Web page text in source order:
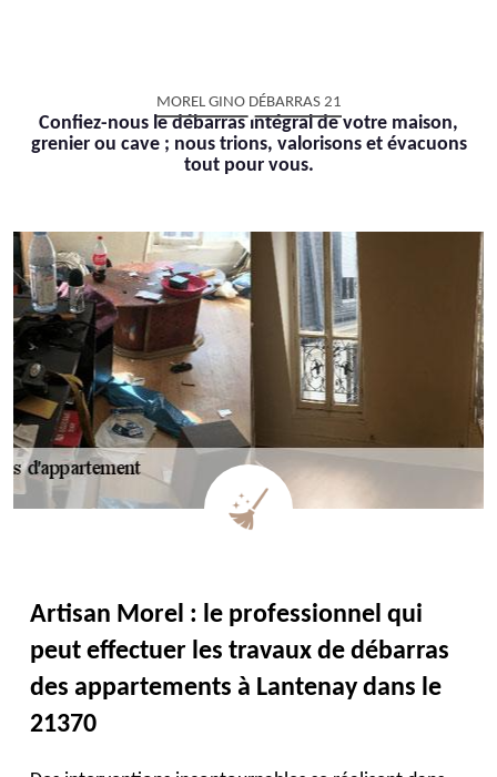
MOREL GINO DÉBARRAS 21
Confiez-nous le débarras intégral de votre maison,
grenier ou cave ; nous trions, valorisons et évacuons
tout pour vous.
Artisan Morel : le professionnel qui
peut effectuer les travaux de débarras
des appartements à Lantenay dans le
21370